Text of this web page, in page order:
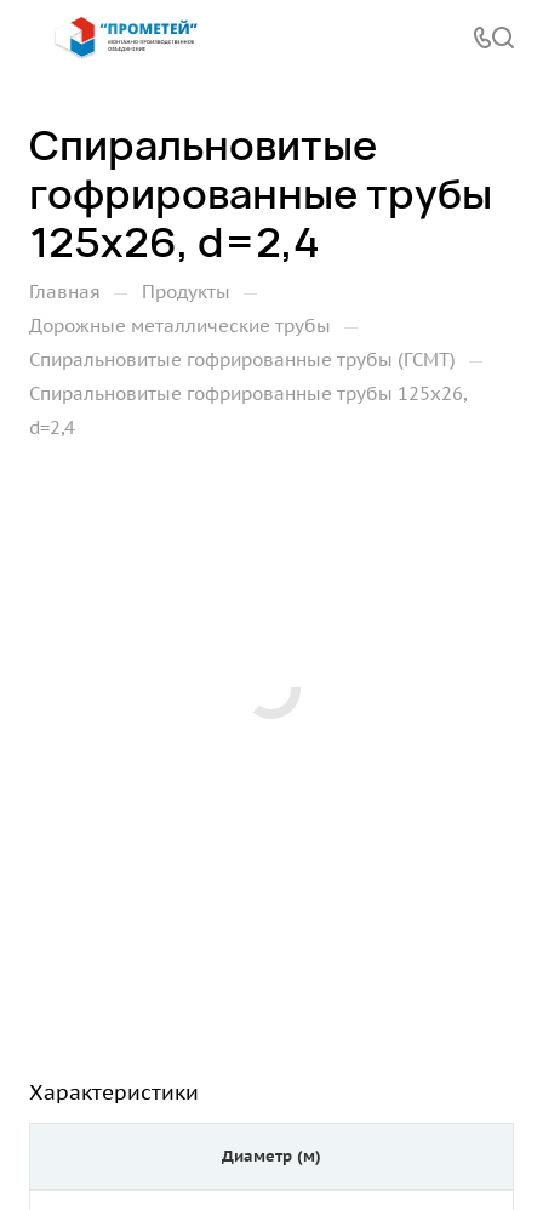
Спиральновитые
гофрированные трубы
125х26, d=2,4
Главная — Продукты —
Дорожные металлические трубы —
Спиральновитые гофрированные трубы (ГСМТ) —
Спиральновитые гофрированные трубы 125х26,
d=2,4
Характеристики
Диаметр (м)